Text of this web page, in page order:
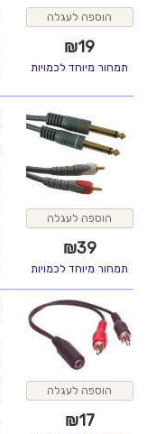
הוספה לעגלה
₪19
תמחור מיוחד לכמויות
הוספה לעגלה
₪39
תמחור מיוחד לכמויות
הוספה לעגלה
₪17